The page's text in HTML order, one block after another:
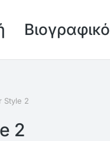
Βιογραφικό
Style 2
2